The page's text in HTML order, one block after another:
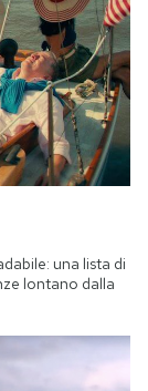
una lista di
lontano dalla